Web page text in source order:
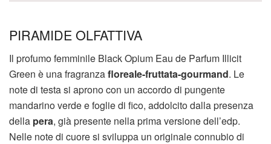
PIRAMIDE OLFATTIVA
Il profumo femminile Black Opium Eau de Parfum Illicit
Green è una fragranzafloreale-fruttata-gourmand. Le
note di testa si aprono con un accordo di pungente
mandarino verde e foglie di fico, addolcito dalla presenza
della pera, già presente nella prima versione dell’edp.
Nelle note di cuore si sviluppa un originale connubio di